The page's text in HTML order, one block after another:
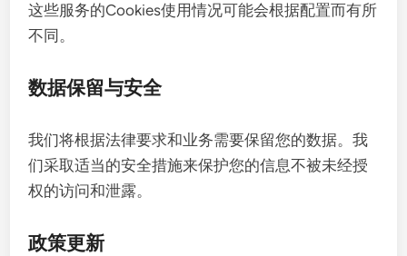
这些服务的Cookies使用情况可能会根据配置而有所
不同。
数据保留与安全
我们将根据法律要求和业务需要保留您的数据。我
们采取适当的安全措施来保护您的信息不被未经授
权的访问和泄露。
政策更新